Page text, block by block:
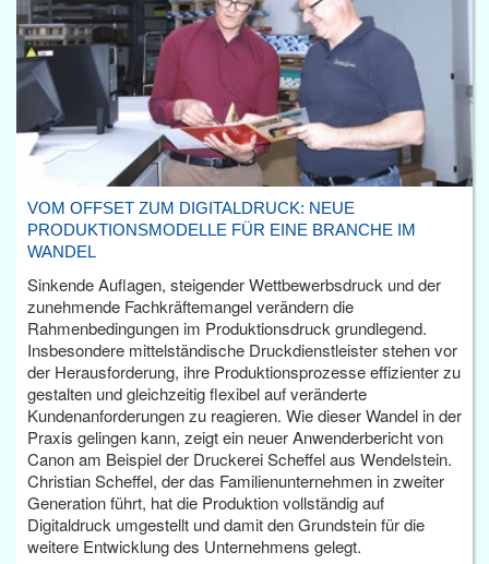
VOM OFFSET ZUM DIGITALDRUCK: NEUE
PRODUKTIONSMODELLE FÜR EINE BRANCHE IM
WANDEL
Sinkende Auflagen, steigender Wettbewerbsdruck und der
zunehmende Fachkräftemangel verändern die
Rahmenbedingungen im Produktionsdruck grundlegend.
Insbesondere mittelständische Druckdienstleister stehen vor
der Herausforderung, ihre Produktionsprozesse effizienter zu
gestalten und gleichzeitig flexibel auf veränderte
Kundenanforderungen zu reagieren. Wie dieser Wandel in der
Praxis gelingen kann, zeigt ein neuer Anwenderbericht von
Canon am Beispiel der Druckerei Scheffel aus Wendelstein.
Christian Scheffel, der das Familienunternehmen in zweiter
Generation führt, hat die Produktion vollständig auf
Digitaldruck umgestellt und damit den Grundstein für die
weitere Entwicklung des Unternehmens gelegt.